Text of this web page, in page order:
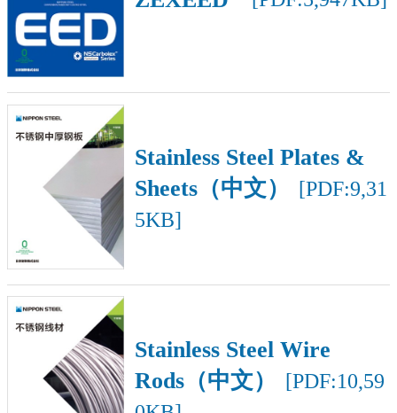
Stainless Steel Plates &
Sheets（中文）
[PDF:9,31
5KB]
Stainless Steel Wire
Rods（中文）
[PDF:10,59